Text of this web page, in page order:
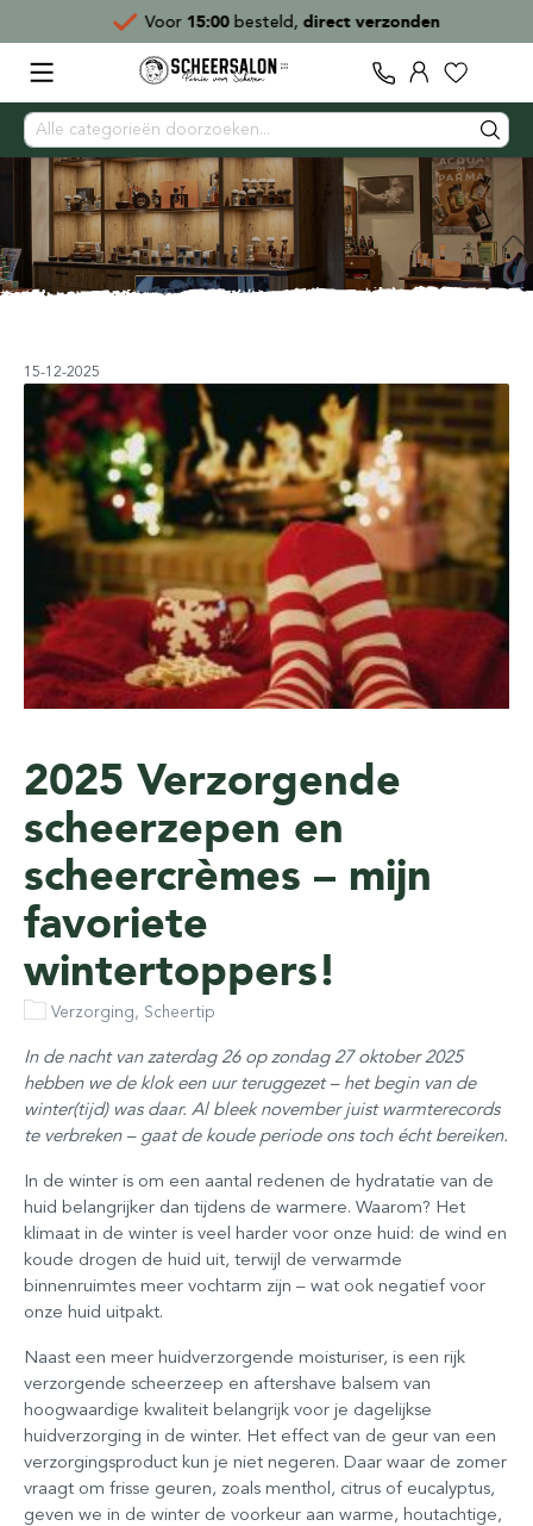
Voor15:00besteld,direct verzonden
15-12-2025
2025 Verzorgende
scheerzepen en
scheercrèmes – mijn
favoriete
wintertoppers!
Verzorging, Scheertip
In de nacht van zaterdag 26 op zondag 27 oktober 2025
hebben we de klok een uur teruggezet – het begin van de
winter(tijd) was daar. Al bleek november juist warmterecords
te verbreken – gaat de koude periode ons toch écht bereiken.
In de winter is om een aantal redenen de hydratatie van de
huid belangrijker dan tijdens de warmere. Waarom? Het
klimaat in de winter is veel harder voor onze huid: de wind en
koude drogen de huid uit, terwijl de verwarmde
binnenruimtes meer vochtarm zijn – wat ook negatief voor
onze huid uitpakt.
Naast een meer huidverzorgende moisturiser, is een rijk
verzorgende scheerzeep en aftershave balsem van
hoogwaardige kwaliteit belangrijk voor je dagelijkse
huidverzorging in de winter. Het effect van de geur van een
verzorgingsproduct kun je niet negeren. Daar waar de zomer
vraagt om frisse geuren, zoals menthol, citrus of eucalyptus,
geven we in de winter de voorkeur aan warme, houtachtige,